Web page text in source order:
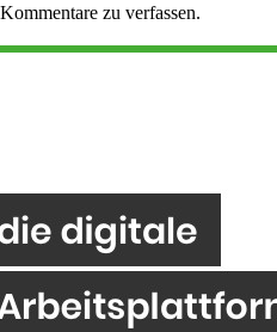
zu verfassen.